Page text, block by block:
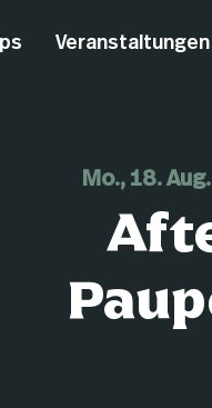
Veranstaltungen
Mo., 18. Aug.